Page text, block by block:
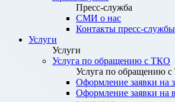
Пресс-служба
СМИ о нас
Контакты пресс-службы
Услуги
Услуги
Услуга по обращению с ТКО
Услуга по обращению
Оформление заявки на
Оформление заявки на